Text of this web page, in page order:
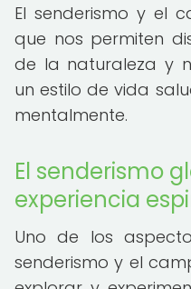
El senderismo y el
que nos permiten
de la naturaleza y
un estilo de vida
mentalmente.
El senderismo
experiencia
Uno de los
senderismo y el